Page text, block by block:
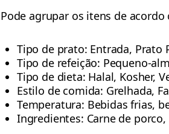
Pode agrupar os itens de acordo
Tipo de prato: Entrada, Prato
Tipo de refeição: Pequeno-
Tipo de dieta: Halal, Kosher,
Estilo de comida: Grelhada,
Temperatura: Bebidas frias,
Ingredientes: Carne de